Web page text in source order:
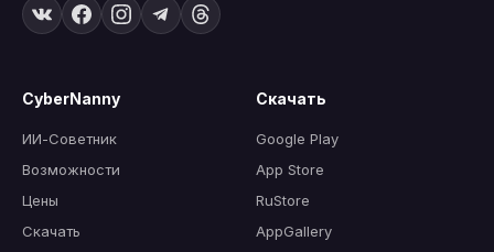
CyberNanny
ИИ-Советник
Возможности
Цены
Скачать
Скачать
Google Play
App Store
RuStore
AppGallery